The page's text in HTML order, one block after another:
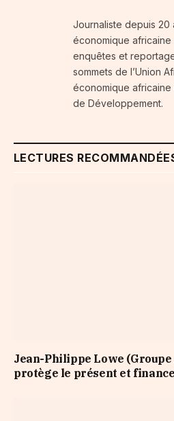
Journaliste depuis 20
économique
enquêtes et
sommets de l’Union
économique
de Développement.
LECTURES
Jean-Philippe Lowe (Groupe
protège le présent et